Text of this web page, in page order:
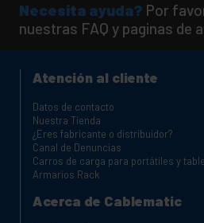
Necesita ayuda? Por
nuestras FAQ y paginas de
Atención al cliente
Datos de contacto
Nuestra Tienda
¿Eres fabricante o distribuidor?
Canal de Denuncias
Carros de carga para portátiles y
Armarios Rack
Acerca de Cablematic